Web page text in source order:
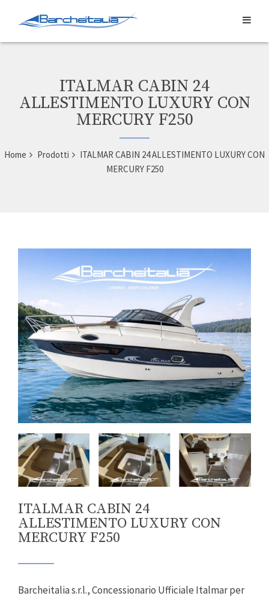
ITALMAR CABIN 24
ALLESTIMENTO LUXURY CON
MERCURY F250
Home Prodotti
ITALMAR CABIN 24 ALLESTIMENTO LUXURY CON
MERCURY F250
ITALMAR CABIN 24
ALLESTIMENTO LUXURY CON
MERCURY F250
Barcheitalia s.r.l., Concessionario Ufficiale Italmar per